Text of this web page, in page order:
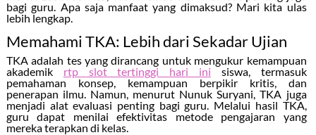
bagi guru. Apa saja manfaat yang dimaksud? Mari kita ulas
lebih lengkap.
Memahami TKA: Lebih dari Sekadar Ujian
TKA adalah tes yang dirancang untuk mengukur kemampuan
akademik rtp slot tertinggi hari ini siswa, termasuk
pemahaman konsep, kemampuan berpikir kritis, dan
penerapan ilmu. Namun, menurut Nunuk Suryani, TKA juga
menjadi alat evaluasi penting bagi guru. Melalui hasil TKA,
guru dapat menilai efektivitas metode pengajaran yang
mereka terapkan di kelas.